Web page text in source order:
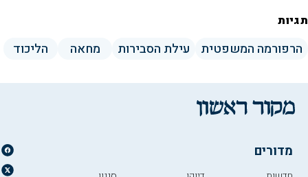
תגיות
הרפורמה המשפטית עילת הסבירות מחאה הליכוד
מדורים